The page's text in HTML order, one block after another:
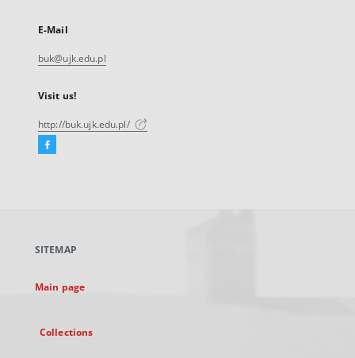
E-Mail
buk@ujk.edu.pl
Visit us!
http://buk.ujk.edu.pl/
Facebook
new
SITEMAP
Main page
Collections